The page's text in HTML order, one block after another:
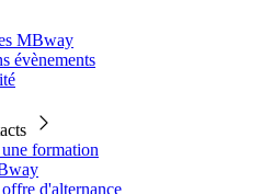
MBway
évènements
formation
d'alternance